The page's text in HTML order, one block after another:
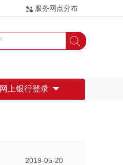
服务网点分布
网上银行登录
2019-05-20